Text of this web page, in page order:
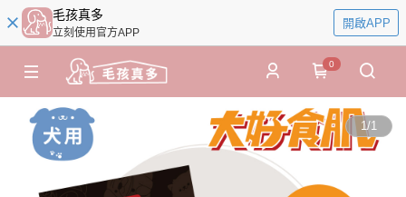
毛孩真多
立刻使用官方APP
開啟APP
0
1/1